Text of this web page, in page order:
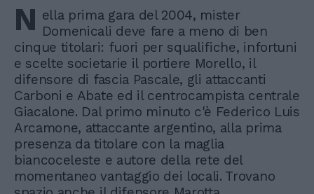
N ella prima gara del 2004, mister
Domenicali deve fare a meno di ben
cinque titolari: fuori per squalifiche, infortuni
e scelte societarie il portiere Morello, il
difensore di fascia Pascale, gli attaccanti
Carboni e Abate ed il centrocampista centrale
Giacalone. Dal primo minuto c'è Federico Luis
Arcamone, attaccante argentino, alla prima
presenza da titolare con la maglia
biancoceleste e autore della rete del
momentaneo vantaggio dei locali. Trovano